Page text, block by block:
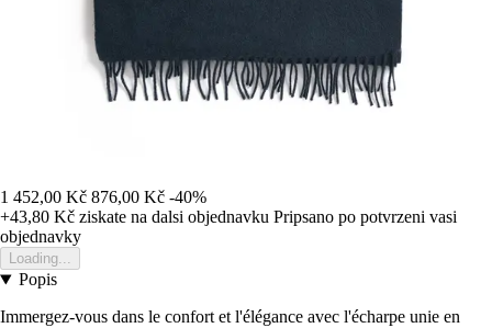
1 452,00 Kč 876,00 Kč -40%
+43,80 Kč ziskate na dalsi objednavku Pripsano po potvrzeni vasi
objednavky
Loading...
Popis
Immergez-vous dans le confort et l'élégance avec l'écharpe unie en